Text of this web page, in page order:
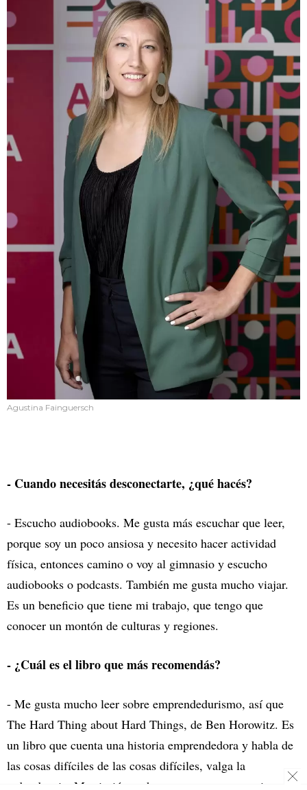
Agustina Fainguersch
- Cuando necesitás desconectarte, ¿qué hacés?
- Escucho audiobooks. Me gusta más escuchar que leer,
porque soy un poco ansiosa y necesito hacer actividad
física, entonces camino o voy al gimnasio y escucho
audiobooks o podcasts. También me gusta mucho viajar.
Es un beneficio que tiene mi trabajo, que tengo que
conocer un montón de culturas y regiones.
- ¿Cuál es el libro que más recomendás?
- Me gusta mucho leer sobre emprendedurismo, así que
The Hard Thing about Hard Things, de Ben Horowitz. Es
un libro que cuenta una historia emprendedora y habla de
las cosas difíciles de las cosas difíciles, valga la
redundancia. Me sirvió mucho para tomar perspectiva